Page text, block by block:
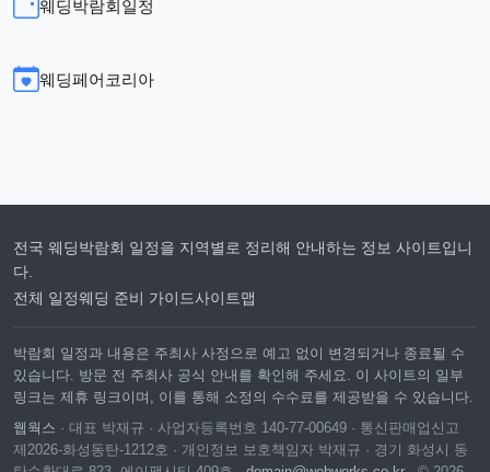
웨딩박람회일정
웨딩페어코리아
전국 웨딩박람회 일정을 지역별로 정리해 안내하는 정보 사이트입니
다.
전체 일정웨딩 준비 가이드사이트맵
박람회 일정과 내용은 주최사 사정으로 예고 없이 변경되거나 종료될 수
있습니다. 방문 전 주최사 공식 안내를 확인해 주세요. 이 사이트의 일부
링크는 제휴 링크이며, 이를 통해 소정의 수수료를 제공받을 수 있습니다.
웹웍스 · 대표 박재규 · 사업자등록번호 140-77-00649 · 통신판매업신고
제2026-화성동탄-1212호 · 개인정보 보호책임자 박재규 · 경기 화성시 동